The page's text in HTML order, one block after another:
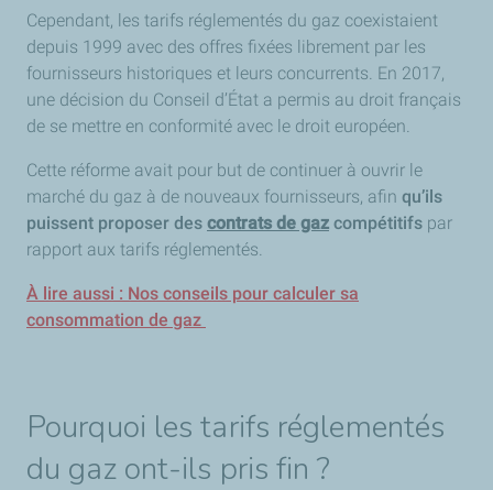
Cependant, les tarifs réglementés du gaz coexistaient
depuis 1999 avec des offres fixées librement par les
fournisseurs historiques et leurs concurrents. En 2017,
une décision du Conseil d’État a permis au droit français
de se mettre en conformité avec le droit européen.
Cette réforme avait pour but de continuer à ouvrir le
marché du gaz à de nouveaux fournisseurs, afin qu’ils
puissent proposer des contrats de gaz compétitifs par
rapport aux tarifs réglementés.
À lire aussi : Nos conseils pour calculer sa
consommation de gaz
Pourquoi les tarifs réglementés
du gaz ont-ils pris fin ?